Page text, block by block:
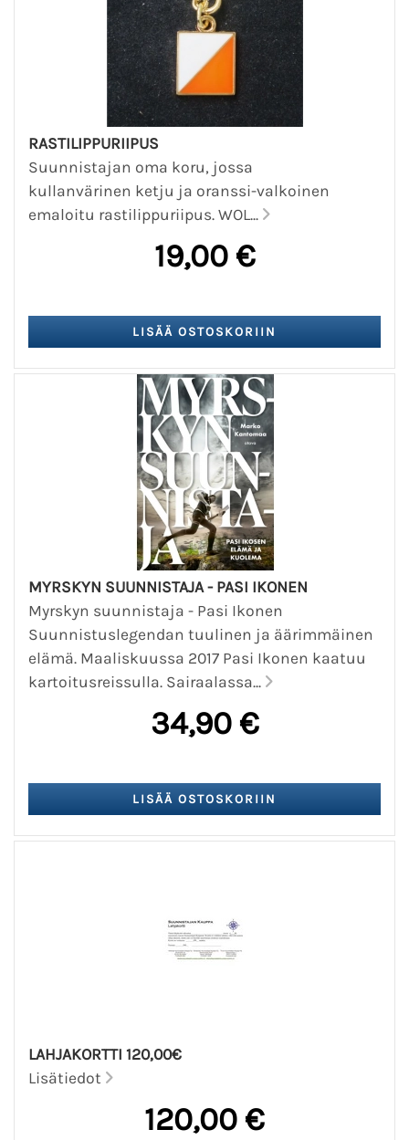
RASTILIPPURIIPUS
Suunnistajan oma koru, jossa
kullanvärinen ketju ja oranssi-valkoinen
emaloitu rastilippuriipus. WOL...
19,00 €
MYRSKYN SUUNNISTAJA - PASI IKONEN
Myrskyn suunnistaja - Pasi Ikonen
Suunnistuslegendan tuulinen ja äärimmäinen
elämä. Maaliskuussa 2017 Pasi Ikonen kaatuu
kartoitusreissulla. Sairaalassa...
34,90 €
LAHJAKORTTI 120,00€
Lisätiedot
120,00 €